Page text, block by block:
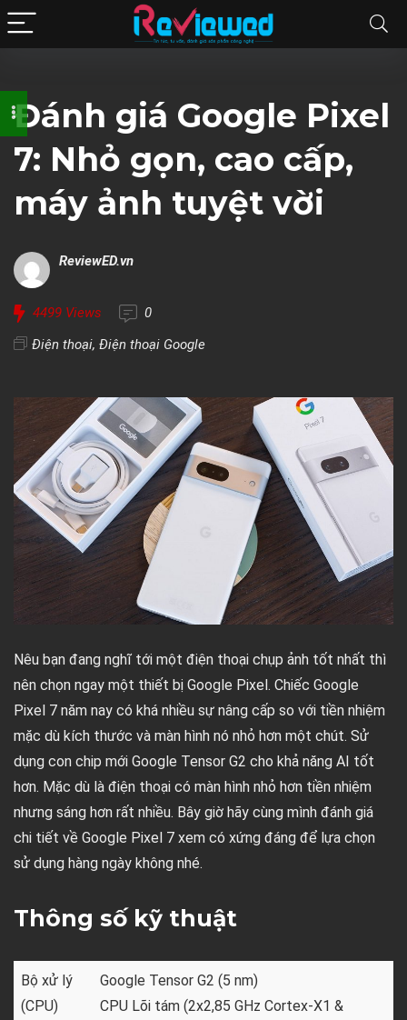
Đánh giá Google Pixel
7: Nhỏ gọn, cao cấp,
máy ảnh tuyệt vời
ReviewED.vn
4499 Views
0
Điện thoại, Điện thoại Google
Nêu bạn đang nghĩ tới một điện thoại chụp ảnh tốt nhất thì
nên chọn ngay một thiết bị Google Pixel. Chiếc Google
Pixel 7 năm nay có khá nhiều sự nâng cấp so với tiền nhiệm
mặc dù kích thước và màn hình nó nhỏ hơn một chút. Sử
dụng con chip mới Google Tensor G2 cho khả năng AI tốt
hơn. Mặc dù là điện thoại có màn hình nhỏ hơn tiền nhiệm
nhưng sáng hơn rất nhiều. Bây giờ hãy cùng mình đánh giá
chi tiết về Google Pixel 7 xem có xứng đáng để lựa chọn
sử dụng hàng ngày không nhé.
Thông số kỹ thuật
Bộ xử lý
(CPU)
Google Tensor G2 (5 nm)
CPU Lõi tám (2x2,85 GHz Cortex-X1 &